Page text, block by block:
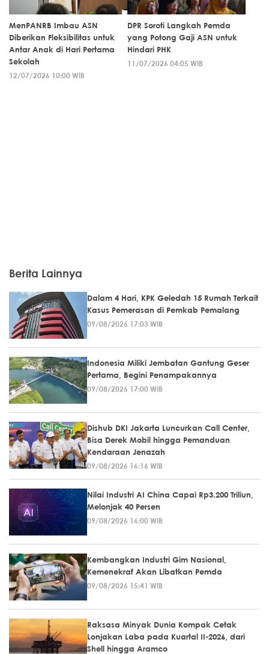
MenPANRB Imbau ASN
Diberikan Fleksibilitas untuk
Antar Anak di Hari Pertama
Sekolah
12/07/2026 10:00 WIB
DPR Soroti Langkah Pemda
yang Potong Gaji ASN untuk
Hindari PHK
11/07/2026 04:05 WIB
Berita Lainnya
Dalam 4 Hari, KPK Geledah 15 Rumah Terkait
Kasus Pemerasan di Pemkab Pemalang
09/08/2026 17:03 WIB
Indonesia Miliki Jembatan Gantung Geser
Pertama, Begini Penampakannya
09/08/2026 17:00 WIB
Dishub DKI Jakarta Luncurkan Call Center,
Bisa Derek Mobil hingga Pemanduan
Kendaraan Jenazah
09/08/2026 16:16 WIB
Nilai Industri AI China Capai Rp3.200 Triliun,
Melonjak 40 Persen
09/08/2026 16:00 WIB
Kembangkan Industri Gim Nasional,
Kemenekraf Akan Libatkan Pemda
09/08/2026 15:41 WIB
Raksasa Minyak Dunia Kompak Cetak
Lonjakan Laba pada Kuartal II-2026, dari
Shell hingga Aramco